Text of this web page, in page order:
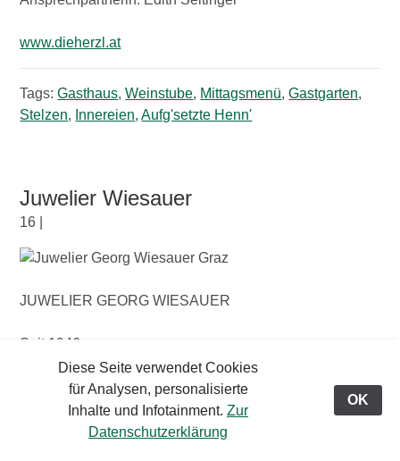
www.dieherzl.at
Tags:Gasthaus,Weinstube, Mittagsmenü,Gastgarten,
Stelzen, Innereien,Aufg'setzte Henn'
Juwelier Wiesauer
16 |
JUWELIER GEORG WIESAUER
Seit 1946
Bei uns finden Sie alles was Ihr Schmuckherz begehrt.
Von Brillanten, Edelsteinen, Perlen bis hin zu feinster
Goldschmiedekunst sind wir bemüht Ihre Wünsche zu
Diese Seite verwendet Cookies
für Analysen, personalisierte
Inhalte und Infotainment. Zur
Datenschutzerklärung
OK